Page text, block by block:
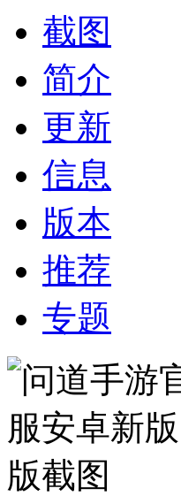
截图
简介
更新
信息
版本
推荐
专题